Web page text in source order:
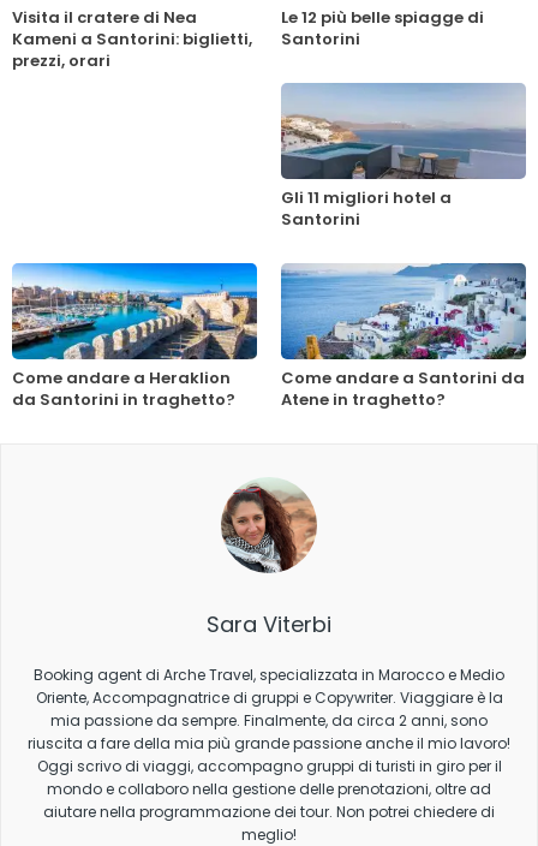
Visita il cratere di Nea
Kameni a Santorini: biglietti,
prezzi, orari
Le 12 più belle spiagge di
Santorini
Gli 11 migliori hotel a
Santorini
Come andare a Heraklion
da Santorini in traghetto?
Come andare a Santorini da
Atene in traghetto?
Sara Viterbi
Booking agent di Arche Travel, specializzata in Marocco e Medio
Oriente, Accompagnatrice di gruppi e Copywriter. Viaggiare è la
mia passione da sempre. Finalmente, da circa 2 anni, sono
riuscita a fare della mia più grande passione anche il mio lavoro!
Oggi scrivo di viaggi, accompagno gruppi di turisti in giro per il
mondo e collaboro nella gestione delle prenotazioni, oltre ad
aiutare nella programmazione dei tour. Non potrei chiedere di
meglio!